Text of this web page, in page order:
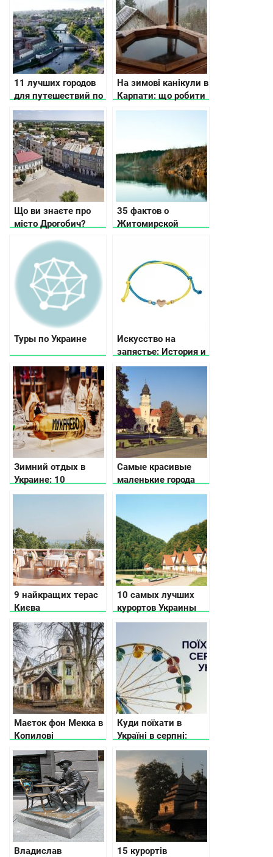
11 лучших городов
для путешествий по
Украине по версии
CNN
На зимові канікули в
Карпати: що робити
Що ви знаєте про
місто Дрогобич?
35 фактов о
Житомирской
Туры по Украине
Искусство на
запястье: История и
значение
драгоценных
браслетов
Зимний отдых в
Украине: 10
вариантов куда
Самые красивые
маленькие города
Украины
9 найкращих терас
Києва
10 самых лучших
курортов Украины
Маєток фон Мекка в
Копилові
Куди поїхати в
Україні в серпні:
афіша подій
Владислав
15 курортів